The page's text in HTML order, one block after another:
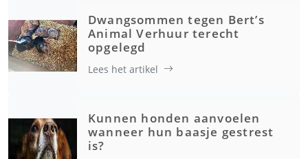
Dwangsommen tegen Bert’s
Animal Verhuur terecht
opgelegd
Lees het artikel
Kunnen honden aanvoelen
wanneer hun baasje gestrest
is?